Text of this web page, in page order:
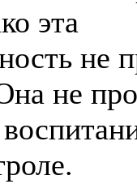
эта
не
не